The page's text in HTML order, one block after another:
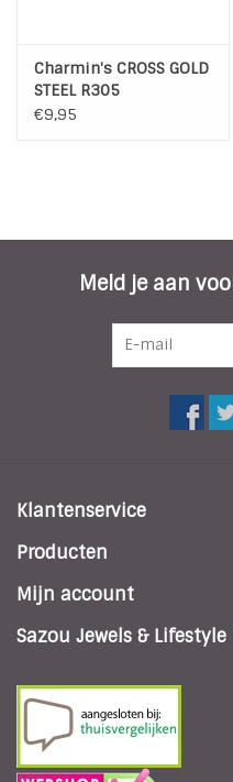
Charmin's CROSS GOLD
STEEL R305
€9,95
Meld je aan
Klantenservice
Producten
Mijn account
Sazou Jewels &